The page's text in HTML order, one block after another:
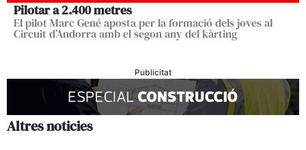
Pilotar a 2.400 metres
El pilot Marc Gené aposta per la formació dels joves al
Circuit d’Andorra amb el segon any del kàrting
Publicitat
Altres noticies